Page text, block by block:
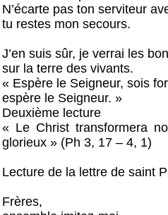
N’écarte pas ton serviteur
tu restes mon secours.
J’en suis sûr, je verrai les
sur la terre des vivants.
« Espère le Seigneur, sois
espère le Seigneur. »
Deuxième lecture
« Le Christ transformera
glorieux » (Ph 3, 17 – 4, 1)
Lecture de la lettre de saint
Frères,